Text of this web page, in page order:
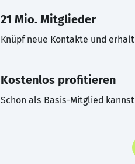
21 Mio. Mitglieder
Knüpf neue Kontakte und
Kostenlos profitieren
Schon als Basis-Mitglied